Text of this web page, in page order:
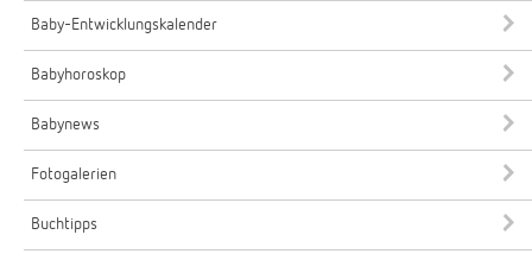
Baby-Entwicklungskalender
Babyhoroskop
Babynews
Fotogalerien
Buchtipps